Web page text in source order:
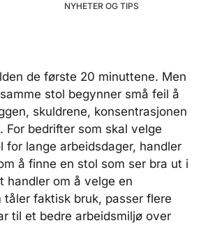
NYHETER OG TIPS
de første 20 minuttene. Men
stol begynner små feil å
skuldrene, konsentrasjonen
For bedrifter som skal velge
for lange arbeidsdager, handler
å finne en stol som ser bra ut i
handler om å velge en
tåler faktisk bruk, passer flere
til et bedre arbeidsmiljø over